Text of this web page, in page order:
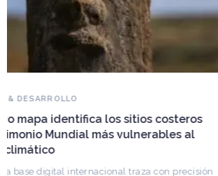
Falleció Ramón Gutiérrez,
patrimonio iberoamericano
Arquitecto, historiador e Investigador
CONICET, fundó el CEDODAL e impulsó
de Arquitectura Latinoamericana. Publicó